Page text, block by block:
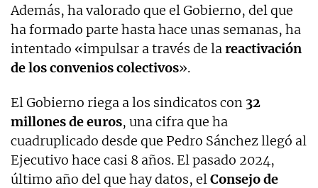
Además, ha valorado que el Gobierno, del que
ha formado parte hasta hace unas semanas, ha
intentado «impulsar a través de lareactivación
de los convenios colectivos».
El Gobierno riega a los sindicatos con 32
millones de euros, una cifra que ha
cuadruplicado desde que Pedro Sánchez llegó al
Ejecutivo hace casi 8 años. El pasado 2024,
último año del que hay datos, elConsejo de